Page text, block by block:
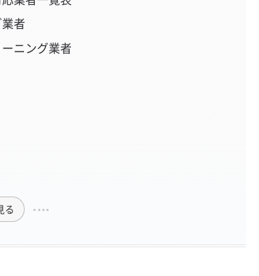
者
ニング業者
る